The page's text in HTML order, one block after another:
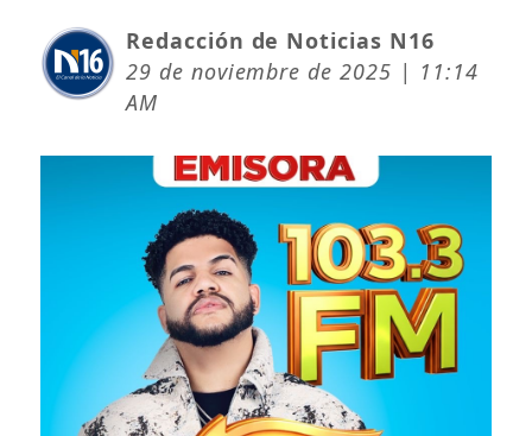
Redacción de Noticias N16
29 de noviembre de 2025 | 11:14
AM